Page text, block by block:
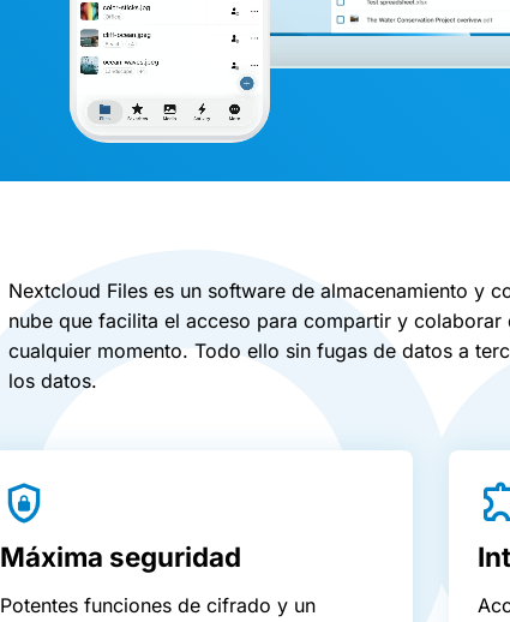
Nextcloud Files es un software de almacenamiento y
nube que facilita el acceso para compartir y colaborar
cualquier momento. Todo ello sin fugas de datos a
los datos.
Máxima seguridad
Potentes funciones de cifrado y un